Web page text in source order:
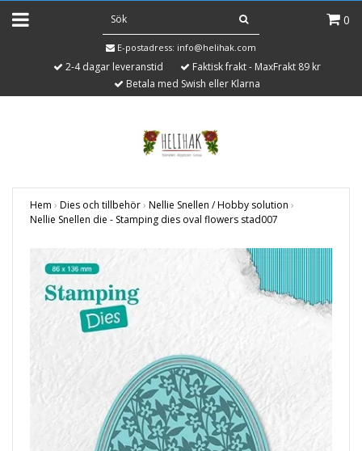
0
E-postadress: info@helihak.com
2-4 dagar leveranstid
Faktisk frakt - MaxFrakt 89 kr
Betala med Swish eller Klarna
Hem › Dies och tillbehör› Nellie Snellen / Hobby solution ›
Nellie Snellen die - Stamping dies oval flowers stad007